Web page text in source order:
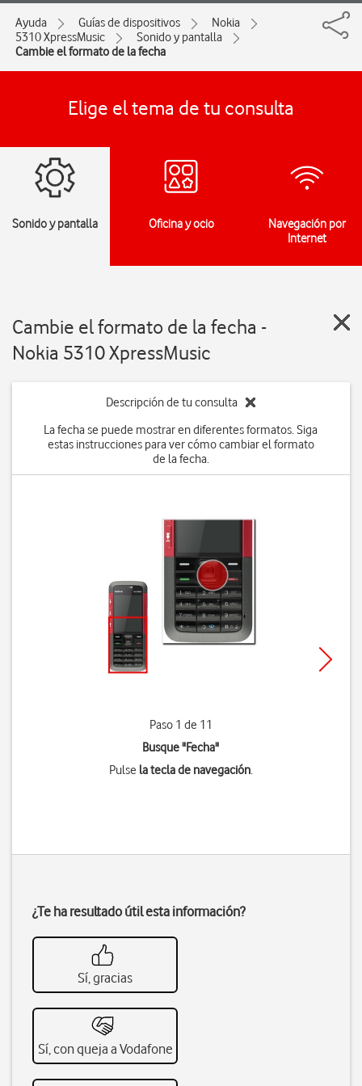
Ayuda Guías de dispositivos
Nokia
5310 XpressMusic
Sonido y pantalla
Cambie el formato de la fecha
Elige el tema de tu consulta
Sonido y pantalla Oficina y ocio
Navegación por
Internet
Cambie el formato de la fecha -
Nokia 5310 XpressMusic
Descripción de tu consulta
La fecha se puede mostrar en diferentes formatos. Siga
estas instrucciones para ver cómo cambiar el formato
de la fecha.
Paso 1 de 11
Busque "Fecha"
Pulse la tecla de navegación.
¿Te ha resultado útil esta información?
Sí, gracias
Sí, con queja a Vodafone